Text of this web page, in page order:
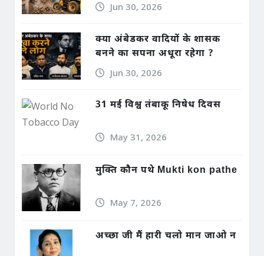
Jun 30, 2026
क्या अंबेडकर वादियों के शासक
बनने का सपना अधूरा रहेगा ?
Jun 30, 2026
31 मई विश्व तंबाकू निषेध दिवस
May 31, 2026
मुक्ति कौन पथे Mukti kon pathe
May 7, 2026
अच्छा जी मैं हारी चलो मान जाओ न